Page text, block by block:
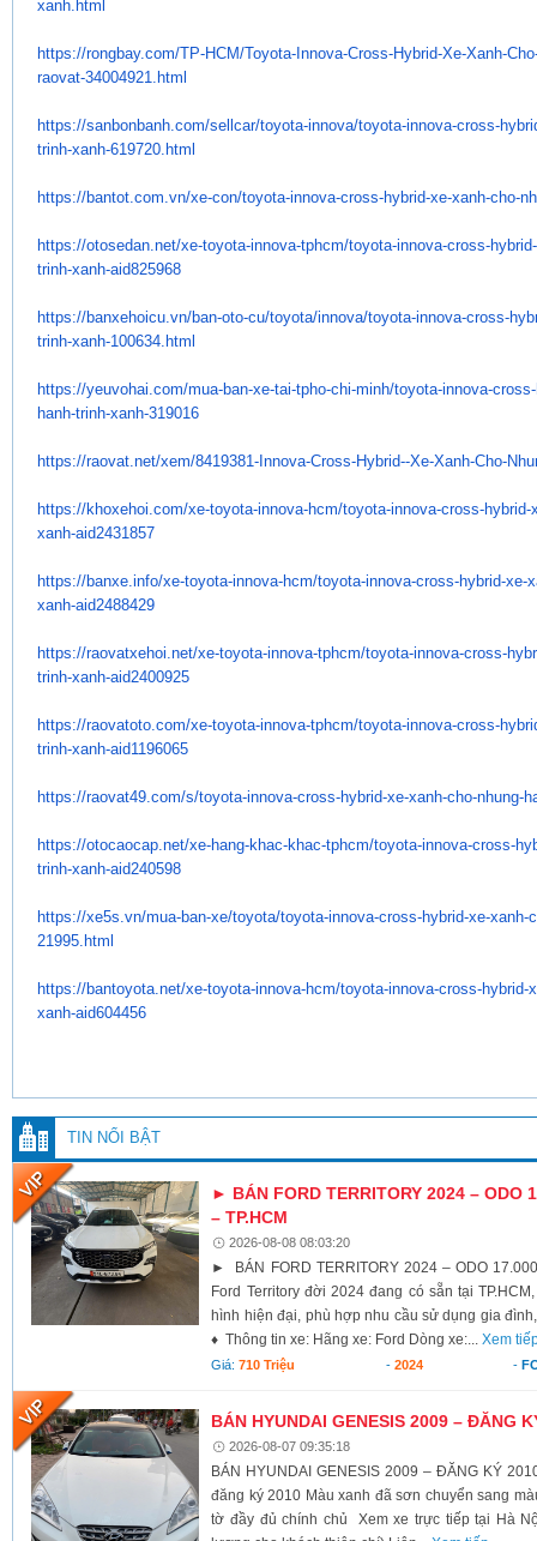
xanh.html
https://rongbay.com/TP-HCM/Toyota-Innova-Cross-Hybrid-Xe-Xanh-
raovat-34004921.html
https://sanbonbanh.com/sellcar/toyota-innova/toyota-innova-cross-
trinh-xanh-619720.html
https://bantot.com.vn/xe-con/toyota-innova-cross-hybrid-xe-xanh-cho-
https://otosedan.net/xe-toyota-innova-tphcm/toyota-innova-cross-
trinh-xanh-aid825968
https://banxehoicu.vn/ban-oto-cu/toyota/innova/toyota-innova-cross-
trinh-xanh-100634.html
https://yeuvohai.com/mua-ban-xe-tai-tpho-chi-minh/toyota-innova-
hanh-trinh-xanh-319016
https://raovat.net/xem/8419381-Innova-Cross-Hybrid--Xe-Xanh-Cho-
https://khoxehoi.com/xe-toyota-innova-hcm/toyota-innova-cross-hybrid-
xanh-aid2431857
https://banxe.info/xe-toyota-innova-hcm/toyota-innova-cross-hybrid-xe-
xanh-aid2488429
https://raovatxehoi.net/xe-toyota-innova-tphcm/toyota-innova-cross-
trinh-xanh-aid2400925
https://raovatoto.com/xe-toyota-innova-tphcm/toyota-innova-cross-
trinh-xanh-aid1196065
https://raovat49.com/s/toyota-innova-cross-hybrid-xe-xanh-cho-nhung-
https://otocaocap.net/xe-hang-khac-khac-tphcm/toyota-innova-cross-
trinh-xanh-aid240598
https://xe5s.vn/mua-ban-xe/toyota/toyota-innova-cross-hybrid-xe-xanh-
21995.html
https://bantoyota.net/xe-toyota-innova-hcm/toyota-innova-cross-hybrid-
xanh-aid604456
TIN NỔI BẬT
► BÁN FORD TERRITORY 2024 – ODO
– TP.HCM
2026-08-08 08:03:20
► BÁN FORD TERRITORY 2024 – ODO
Ford Territory đời 2024 đang có sẵn tại
hình hiện đại, phù hợp nhu cầu sử dụng gia
♦ Thông tin xe: Hãng xe: Ford Dòng xe:...Xem
Giá:710 Triệu - 2024 -
BÁN HYUNDAI GENESIS 2009 – ĐĂNG
2026-08-07 09:35:18
BÁN HYUNDAI GENESIS 2009 – ĐĂNG KÝ
đăng ký 2010 Màu xanh đã sơn chuyển sang
tờ đầy đủ chính chủ Xem xe trực tiếp tại Hà